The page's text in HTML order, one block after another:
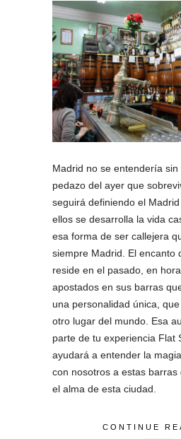
Madrid no se entendería sin
pedazo del ayer que
seguirá definiendo el
ellos se desarrolla la vida
esa forma de ser callejera
siempre Madrid. El encanto
reside en el pasado, en
apostados en sus barras
una personalidad única,
otro lugar del mundo. Esa
parte de tu experiencia Flat
ayudará a entender la
con nosotros a estas barras
el alma de esta ciudad.
CONTINUE